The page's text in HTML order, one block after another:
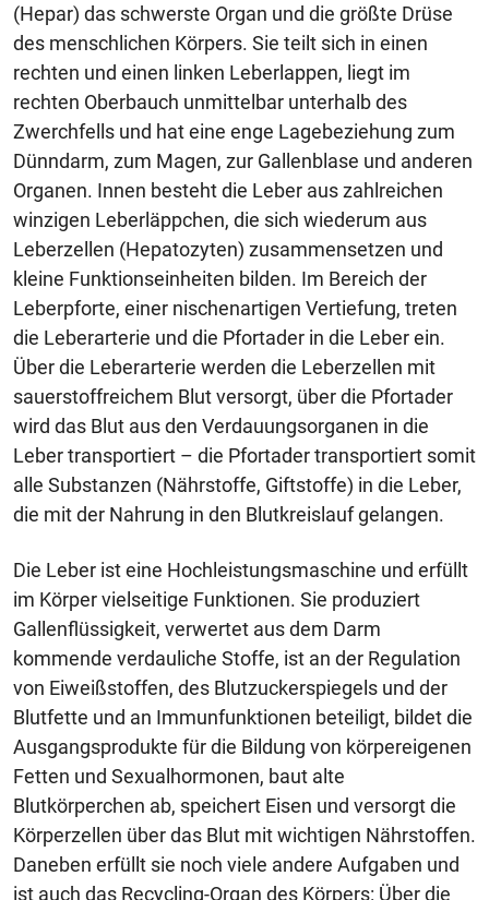
(Hepar) das schwerste Organ und die größte Drüse
des menschlichen Körpers. Sie teilt sich in einen
rechten und einen linken Leberlappen, liegt im
rechten Oberbauch unmittelbar unterhalb des
Zwerchfells und hat eine enge Lagebeziehung zum
Dünndarm, zum Magen, zur Gallenblase und anderen
Organen. Innen besteht die Leber aus zahlreichen
winzigen Leberläppchen, die sich wiederum aus
Leberzellen (Hepatozyten) zusammensetzen und
kleine Funktionseinheiten bilden. Im Bereich der
Leberpforte, einer nischenartigen Vertiefung, treten
die Leberarterie und die Pfortader in die Leber ein.
Über die Leberarterie werden die Leberzellen mit
sauerstoffreichem Blut versorgt, über die Pfortader
wird das Blut aus den Verdauungsorganen in die
Leber transportiert – die Pfortader transportiert somit
alle Substanzen (Nährstoffe, Giftstoffe) in die Leber,
die mit der Nahrung in den Blutkreislauf gelangen.
Die Leber ist eine Hochleistungsmaschine und erfüllt
im Körper vielseitige Funktionen. Sie produziert
Gallenflüssigkeit, verwertet aus dem Darm
kommende verdauliche Stoffe, ist an der Regulation
von Eiweißstoffen, des Blutzuckerspiegels und der
Blutfette und an Immunfunktionen beteiligt, bildet die
Ausgangsprodukte für die Bildung von körpereigenen
Fetten und Sexualhormonen, baut alte
Blutkörperchen ab, speichert Eisen und versorgt die
Körperzellen über das Blut mit wichtigen Nährstoffen.
Daneben erfüllt sie noch viele andere Aufgaben und
ist auch das Recycling-Organ des Körpers: Über die